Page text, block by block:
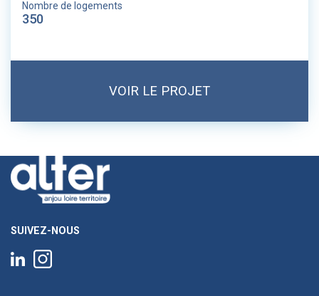
Nombre de logements
350
VOIR LE PROJET
SUIVEZ-NOUS